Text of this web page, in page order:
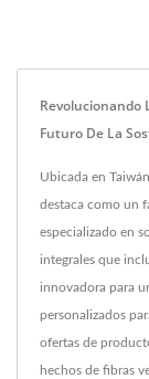
Revolucionando
Futuro De La
Ubicada en
destaca como un
especializado en
integrales que
innovadora para
personalizados
ofertas de
hechos de fibras